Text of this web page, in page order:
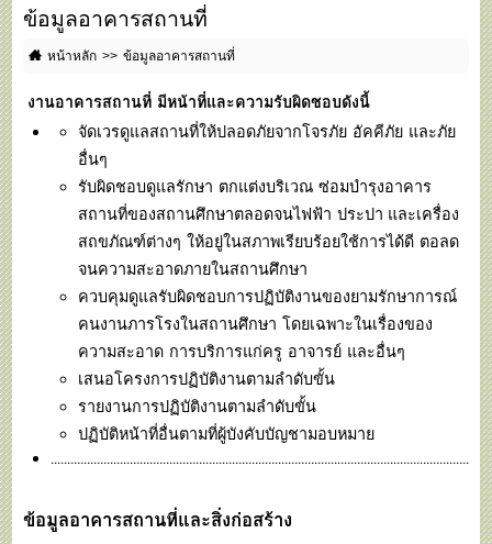
ข้อมูลอาคารสถานที่
หน้าหลัก ข้อมูลอาคารสถานที่
งานอาคารสถานที่ มีหน้าที่และความรับผิดชอบดังนี้
จัดเวรดูแลสถานที่ให้ปลอดภัยจากโจรภัย อัคคีภัย และภัย
อื่นๆ
รับผิดชอบดูแลรักษา ตกแต่งบริเวณ ซ่อมบำรุงอาคาร
สถานที่ของสถานศึกษาตลอดจนไฟฟ้า ประปา และเครื่อง
สถขภัณฑ์ต่างๆ ให้อยู่ในสภาพเรียบร้อยใช้การได้ดี ตอลด
จนความสะอาดภายในสถานศึกษา
ควบคุมดูแลรับผิดชอบการปฏิบัติงานของยามรักษาการณ์
คนงานภารโรงในสถานศึกษา โดยเฉพาะในเรื่องของ
ความสะอาด การบริการแก่ครู อาจารย์ และอื่นๆ
เสนอโครงการปฏิบัติงานตามลำดับขั้น
รายงานการปฏิบัติงานตามลำดับขั้น
ปฏิบัติหน้าที่อื่นตามที่ผู้บังคับบัญชามอบหมาย
...............................................................................................................................
ข้อมูลอาคารสถานที่และสิ่งก่อสร้าง